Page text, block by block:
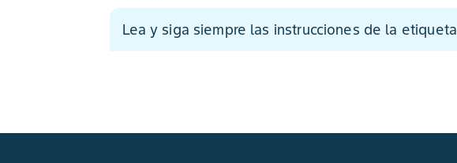
Lea y siga siempre las instrucciones de la etiqueta